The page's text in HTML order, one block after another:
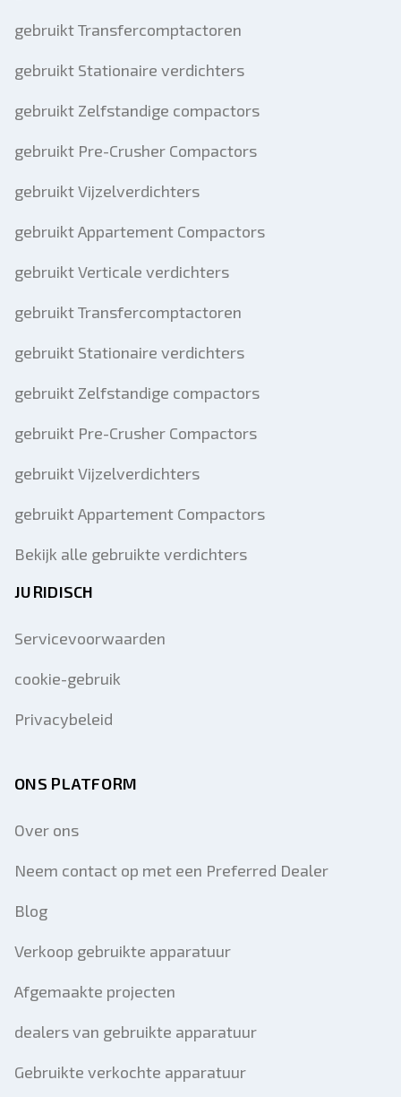
gebruikt Transfercomptactoren
gebruikt Stationaire verdichters
gebruikt Zelfstandige compactors
gebruikt Pre-Crusher Compactors
gebruikt Vijzelverdichters
gebruikt Appartement Compactors
gebruikt Verticale verdichters
gebruikt Transfercomptactoren
gebruikt Stationaire verdichters
gebruikt Zelfstandige compactors
gebruikt Pre-Crusher Compactors
gebruikt Vijzelverdichters
gebruikt Appartement Compactors
Bekijk alle gebruikte verdichters
JURIDISCH
Servicevoorwaarden
cookie-gebruik
Privacybeleid
ONS PLATFORM
Over ons
Neem contact op met een Preferred Dealer
Blog
Verkoop gebruikte apparatuur
Afgemaakte projecten
dealers van gebruikte apparatuur
Gebruikte verkochte apparatuur